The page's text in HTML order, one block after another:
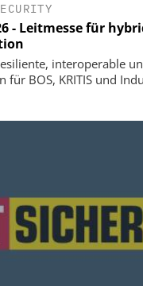
- Leitmesse für
interoperable
für BOS, KRITIS und